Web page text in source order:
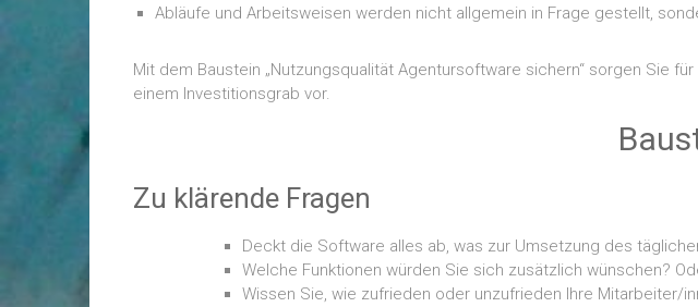
Abläufe und Arbeitsweisen werden nicht allgemein in Frage gestellt,
Mit dem Baustein „Nutzungsqualität Agentursoftware sichern“ sorgen Sie
einem Investitionsgrab vor.
Zu klärende Fragen
Deckt die Software alles ab, was zur Umsetzung des
Welche Funktionen würden Sie sich zusätzlich wünschen?
Wissen Sie, wie zufrieden oder unzufrieden Ihre Mitarbeiter/